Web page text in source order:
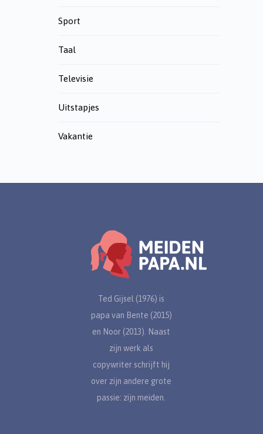
Sport
Taal
Televisie
Uitstapjes
Vakantie
Ted Gijsel (1976) is
papa van Bente (2015)
en Noor (2013). Naast
zijn werk als
copywriter schrijft hij
over zijn andere grote
passie: zijn meiden.